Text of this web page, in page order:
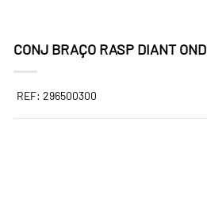
CONJ BRAÇO RASP DIANT OND
REF: 296500300